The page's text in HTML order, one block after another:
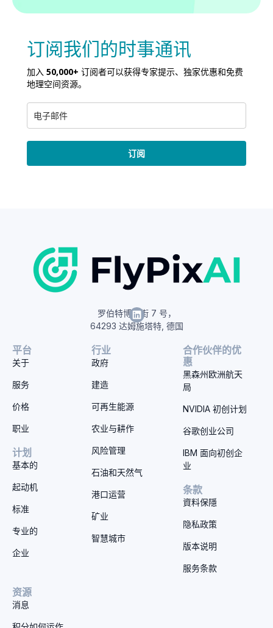
订阅我们的时事通讯
加入 50,000+ 订阅者可以获得专家提示、独家优惠和免费
地理空间资源。
订阅
罗伯特博世街 7 号，
64293 达姆施塔特, 德国
平台
关于
服务
价格
职业
计划
基本的
起动机
标准
专业的
企业
行业
政府
建造
可再生能源
农业与耕作
风险管理
石油和天然气
港口运营
矿业
智慧城市
合作伙伴的优
惠
黑森州欧洲航天
局
NVIDIA 初创计划
谷歌创业公司
IBM 面向初创企
业
条款
資料保隱
隐私政策
版本说明
服务条款
资源
消息